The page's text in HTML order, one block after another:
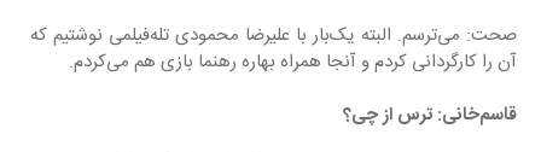
صحت: می‌ترسم. البته یک‌بار با علیرضا محمودی تله‌فیلمی نوشتیم که
آن را کارگردانی کردم و آنجا همراه بهاره رهنما بازی هم می‌کردم.
قاسم‌خانی: ترس از چی؟